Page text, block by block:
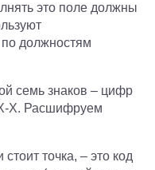
это поле должны
должностям
семь знаков – цифр
X. Расшифруем
точка, – это код